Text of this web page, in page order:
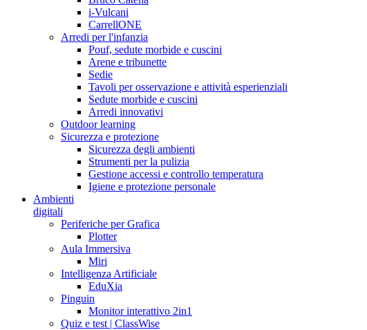
i-Vulcani
CarrellONE
Arredi per l'infanzia
Pouf, sedute morbide e cuscini
Arene e tribunette
Sedie
Tavoli per osservazione e attività esperienziali
Sedute morbide e cuscini
Arredi innovativi
Outdoor learning
Sicurezza e protezione
Sicurezza degli ambienti
Strumenti per la pulizia
Gestione accessi e controllo temperatura
Igiene e protezione personale
Ambienti
digitali
Periferiche per Grafica
Plotter
Aula Immersiva
Miri
Intelligenza Artificiale
EduXia
Pinguin
Monitor interattivo 2in1
Quiz e test | ClassWise